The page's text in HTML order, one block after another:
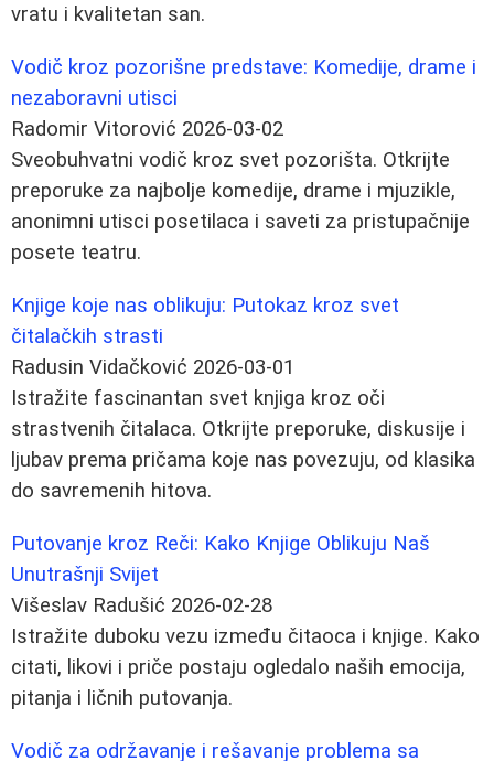
vratu i kvalitetan san.
Vodič kroz pozorišne predstave: Komedije, drame i
nezaboravni utisci
Radomir Vitorović 2026-03-02
Sveobuhvatni vodič kroz svet pozorišta. Otkrijte
preporuke za najbolje komedije, drame i mjuzikle,
anonimni utisci posetilaca i saveti za pristupačnije
posete teatru.
Knjige koje nas oblikuju: Putokaz kroz svet
čitalačkih strasti
Radusin Vidačković 2026-03-01
Istražite fascinantan svet knjiga kroz oči
strastvenih čitalaca. Otkrijte preporuke, diskusije i
ljubav prema pričama koje nas povezuju, od klasika
do savremenih hitova.
Putovanje kroz Reči: Kako Knjige Oblikuju Naš
Unutrašnji Svijet
Višeslav Radušić 2026-02-28
Istražite duboku vezu između čitaoca i knjige. Kako
citati, likovi i priče postaju ogledalo naših emocija,
pitanja i ličnih putovanja.
Vodič za održavanje i rešavanje problema sa